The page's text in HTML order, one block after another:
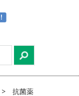
抗菌薬